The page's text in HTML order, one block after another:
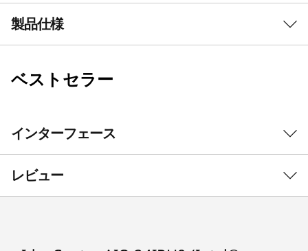
的なパフォーマンスにより、マルチタスクを中断
することなく、静かに実行できます。
製品仕様
OS
プロセッサー
インテル®Core™ i7-13620H プロセッサー
インテル®Core™ i5-13420H プロセッサー
ベストセラー
インターフェース
レビュー